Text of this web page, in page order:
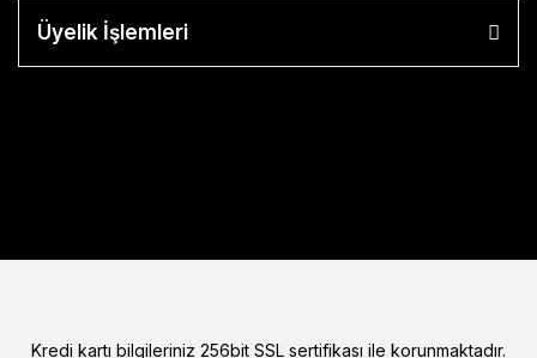
Üyelik İşlemleri
Kredi kartı bilgileriniz 256bit SSL sertifikası ile korunmaktadır.